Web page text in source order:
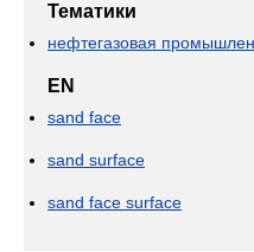
Тематики
нефтегазовая
EN
sand face
sand surface
sand face surface